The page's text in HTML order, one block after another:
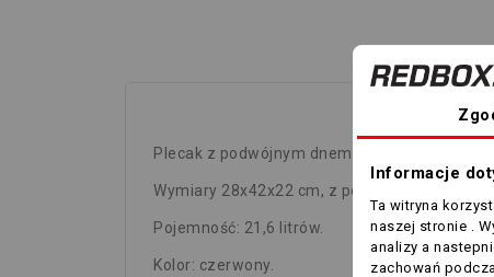
Plecak z podwójnym dnem Academy Evo.
Wymiary 28x42x22 cm, z powłoką
Pojemność: 21,6 litrów.
Kolor: czerwony.
Informacje
Ta witryna
naszej stronie .
analizy a
zachowań